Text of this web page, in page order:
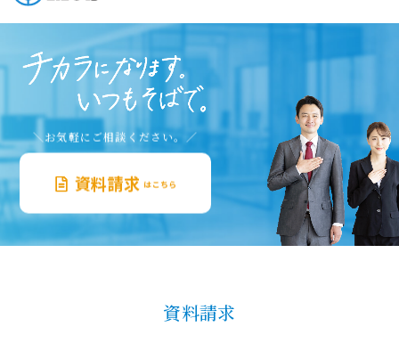
＼お気軽にご相談ください。／
資料請求 はこちら
資料請求